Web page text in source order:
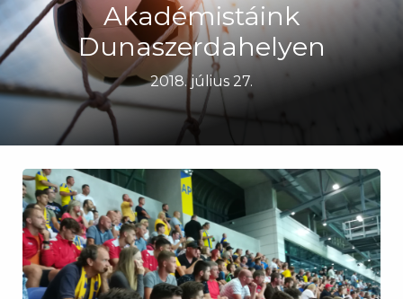
Akadémistáink
Dunaszerdahelyen
2018. július 27.